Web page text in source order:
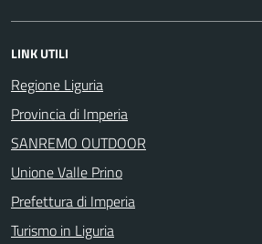
LINK UTILI
Regione Liguria
Provincia di Imperia
SANREMO OUTDOOR
Unione Valle Prino
Prefettura di Imperia
Turismo in Liguria